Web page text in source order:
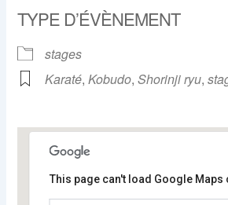
TYPE D’ÉVÈNEMENT
stages
Karaté,Kobudo,Shorinji ryu,
This page can't load Google Maps